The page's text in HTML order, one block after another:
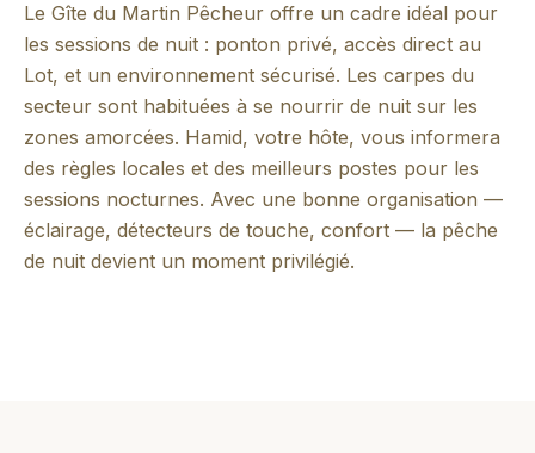
Le Gîte du Martin Pêcheur offre un cadre idéal pour
les sessions de nuit : ponton privé, accès direct au
Lot, et un environnement sécurisé. Les carpes du
secteur sont habituées à se nourrir de nuit sur les
zones amorcées. Hamid, votre hôte, vous informera
des règles locales et des meilleurs postes pour les
sessions nocturnes. Avec une bonne organisation —
éclairage, détecteurs de touche, confort — la pêche
de nuit devient un moment privilégié.